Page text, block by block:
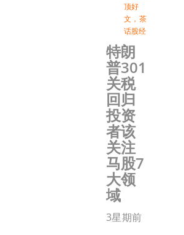
顶好
文 ， 茶
话股经
特朗
普301
关税
回归
投资
者该
关注
马股7
大领
域
3星期前